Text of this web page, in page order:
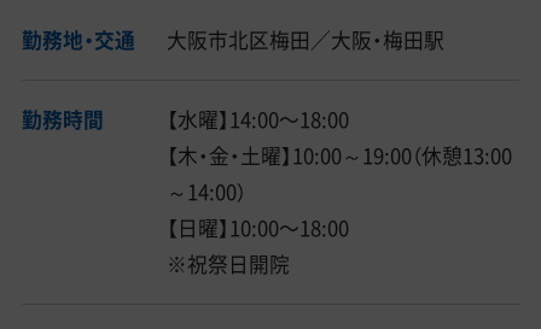
勤務地・交通 大阪市北区梅田／大阪・梅田駅
勤務時間
【水曜】14:00〜18:00
【木・金・土曜】10:00～19:00（休憩13:00
～14:00）
【日曜】10:00〜18:00
※祝祭日開院